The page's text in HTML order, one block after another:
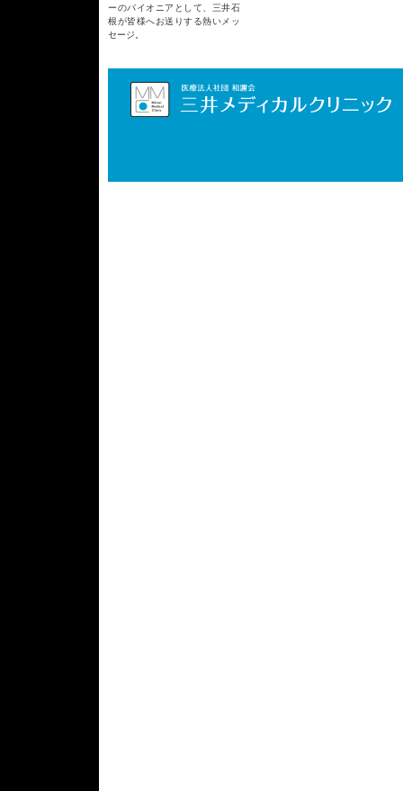
ーのパイオニアとして、三井石
根が皆様へお送りする熱いメッ
セージ。